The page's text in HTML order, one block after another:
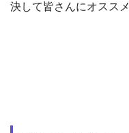
決して皆さんにオスス